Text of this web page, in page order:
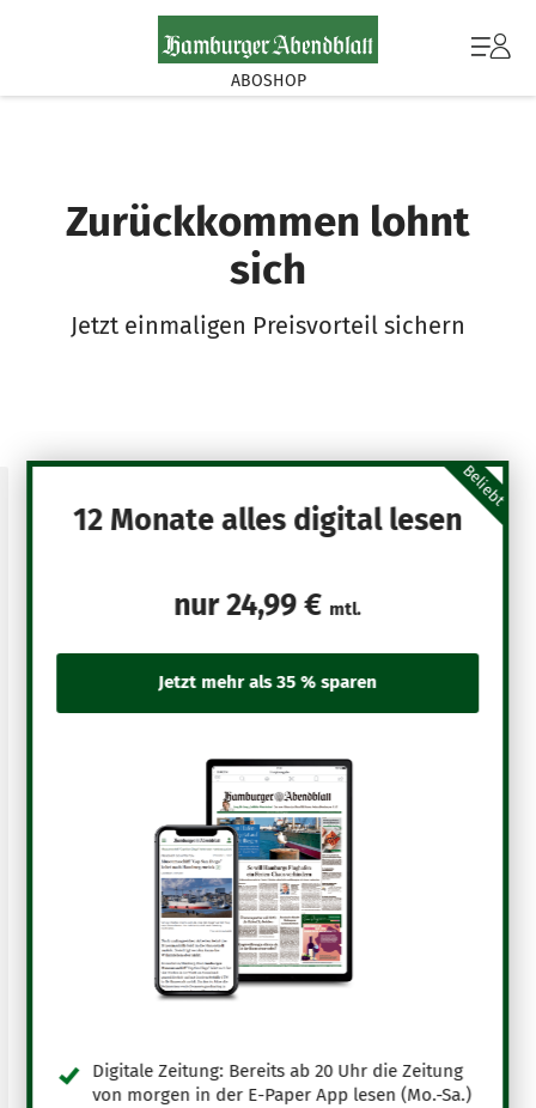
ABOSHOP
Zurückkommen lohnt
sich
Jetzt einmaligen Preisvorteil sichern
Beliebt
12 Monate alles digital lesen
nur24,99 € mtl.
Digitale Zeitung: Bereits ab 20 Uhr die Zeitung
von morgen in der E-Paper App lesen (Mo.-Sa.)